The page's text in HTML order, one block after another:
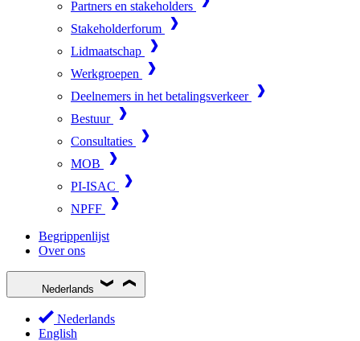
Partners en stakeholders
Stakeholderforum
Lidmaatschap
Werkgroepen
Deelnemers in het betalingsverkeer
Bestuur
Consultaties
MOB
PI-ISAC
NPFF
Begrippenlijst
Over ons
Nederlands
Nederlands
English